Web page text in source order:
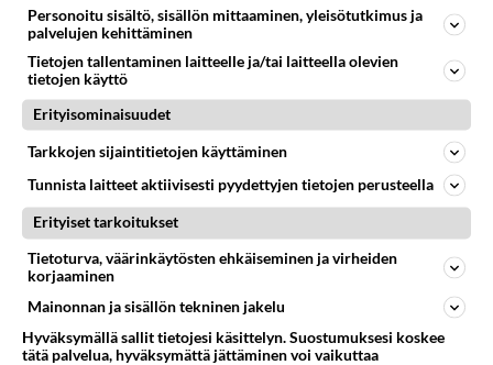
Mistä tietää olevansa bi-seksuaali?
Mistä voi tietää, että on bi-seksuaali? Tietääkö sen
"vain"? Epäilen että olen, mutten ole varma.....
20.01.2006 20:54 49 13934 0
Personoitu sisältö, sisällön mittaaminen, yleisötutkimus ja
palvelujen kehittäminen
Tietojen tallentaminen laitteelle ja/tai laitteella olevien
tietojen käyttö
Erityisominaisuudet
Tarkkojen sijaintitietojen käyttäminen
Tunnista laitteet aktiivisesti pyydettyjen tietojen perusteella
Erityiset tarkoitukset
Tietoturva, väärinkäytösten ehkäiseminen ja virheiden
korjaaminen
Mainonnan ja sisällön tekninen jakelu
Hyväksymällä sallit tietojesi käsittelyn. Suostumuksesi koskee
tätä palvelua, hyväksymättä jättäminen voi vaikuttaa